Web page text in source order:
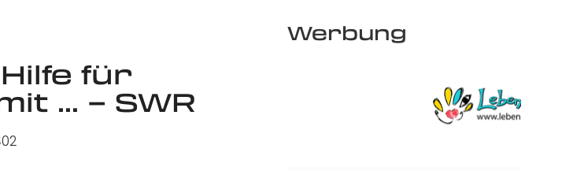
für
… – SWR
Werbung